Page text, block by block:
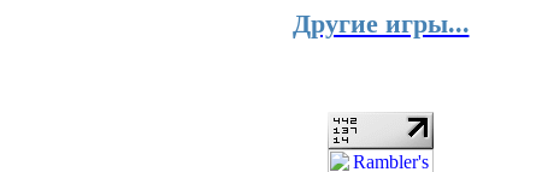
Другие игры...